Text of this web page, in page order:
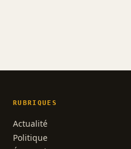
RUBRIQUES
Actualité
Politique